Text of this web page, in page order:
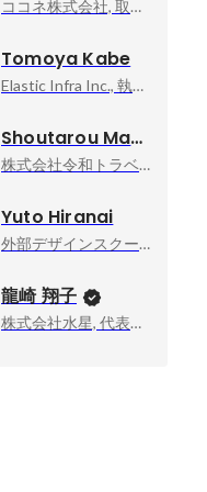
ココネ株式会社, 取締役 CCP事業本部 本部長
Tomoya Kabe
Elastic Infra Inc., 執行役員CIO
Shoutarou Magara
株式会社令和トラベル, プロダクトマネージャー兼エンジニアリングマネージャー
Yuto Hiranai
外部デザインスクールにて講師業, 塾講師
龍崎 翔子
株式会社水星, 代表取締役